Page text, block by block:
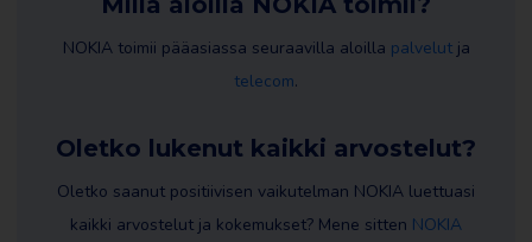
NOKIA toimii pääasiassa seuraavilla aloilla palvelutja
telecom.
Oletko lukenut kaikki arvostelut?
Oletko saanut positiivisen vaikutelman NOKIA luettuasi
kaikki arvostelut ja kokemukset? Mene sitten NOKIA